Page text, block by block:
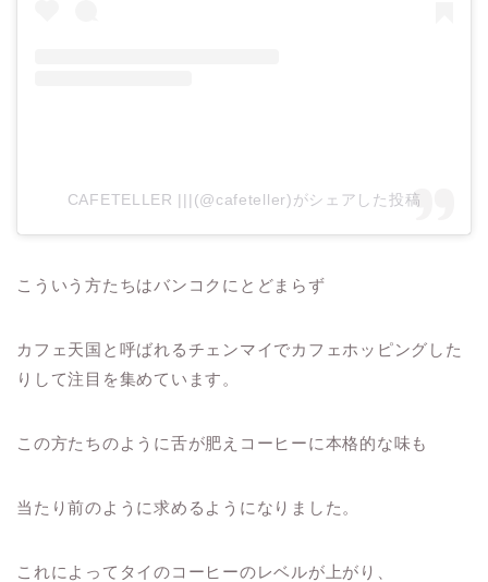
CAFETELLER |||(@cafeteller)がシェアした投稿
こういう方たちはバンコクにとどまらず
カフェ天国と呼ばれるチェンマイでカフェホッピングした
りして注目を集めています。
この方たちのように舌が肥えコーヒーに本格的な味も
当たり前のように求めるようになりました。
これによってタイのコーヒーのレベルが上がり、